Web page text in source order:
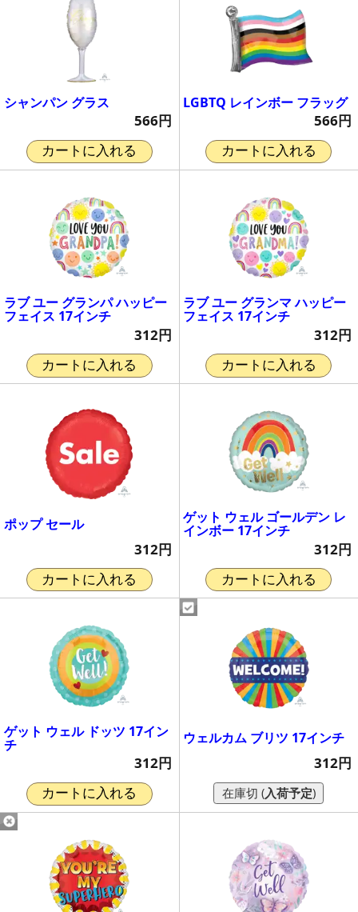
シャンパン グラス
566円
カートに入れる
LGBTQ レインボー フラッグ
566円
カートに入れる
ラブ ユー グランパ ハッピー
フェイス 17インチ
312円
カートに入れる
ラブ ユー グランマ ハッピー
フェイス 17インチ
312円
カートに入れる
ポップ セール
312円
カートに入れる
ゲット ウェル ゴールデン レ
インボー 17インチ
312円
カートに入れる
ゲット ウェル ドッツ 17イン
チ
312円
カートに入れる
ウェルカム ブリツ 17インチ
312円
在庫切 (入荷予定)